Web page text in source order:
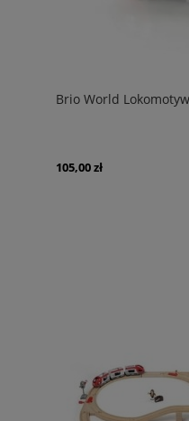
Brio World
105,00 zł